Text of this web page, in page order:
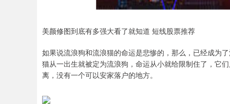
美颜修图到底有多强大看了就知道 ​​​短线股票推荐
如果说流浪狗和流浪猫的命运是悲惨的，那么，已经成为
猫从一出生就被定为流浪狗，命运从小就给限制住了，它
离，没有一个可以安家落户的地方。